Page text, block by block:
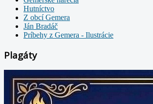
Hutníctvo
Z obcí Gemera
Ján Bradáč
Príbehy z Gemera - Ilustrácie
Plagáty